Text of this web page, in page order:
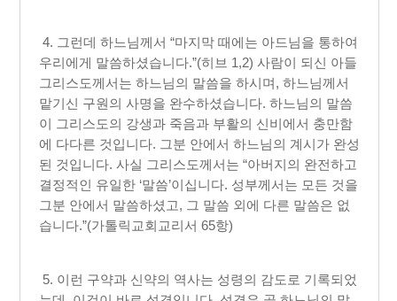
4. 그런데 하느님께서 “마지막 때에는 아드님을 통하여
우리에게 말씀하셨습니다.”(히브 1,2) 사람이 되신 아들
그리스도께서는 하느님의 말씀을 하시며, 하느님께서
맡기신 구원의 사명을 완수하셨습니다. 하느님의 말씀
이 그리스도의 강생과 죽음과 부활의 신비에서 충만함
에 다다른 것입니다. 그분 안에서 하느님의 계시가 완성
된 것입니다. 사실 그리스도께서는 “아버지의 완전하고
결정적인 유일한 ‘말씀’이십니다. 성부께서는 모든 것을
그분 안에서 말씀하셨고, 그 말씀 외에 다른 말씀은 없
습니다.”(가톨릭교회교리서 65항)
5. 이런 구약과 신약의 역사는 성령의 감도로 기록되었